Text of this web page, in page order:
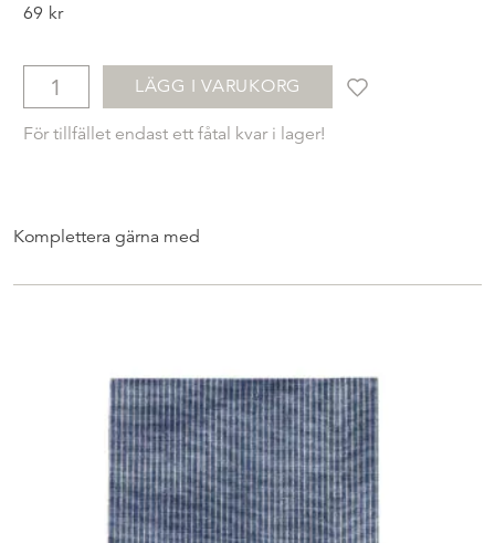
69 kr
LÄGG I VARUKORG
För tillfället endast ett fåtal kvar i lager!
Komplettera gärna med